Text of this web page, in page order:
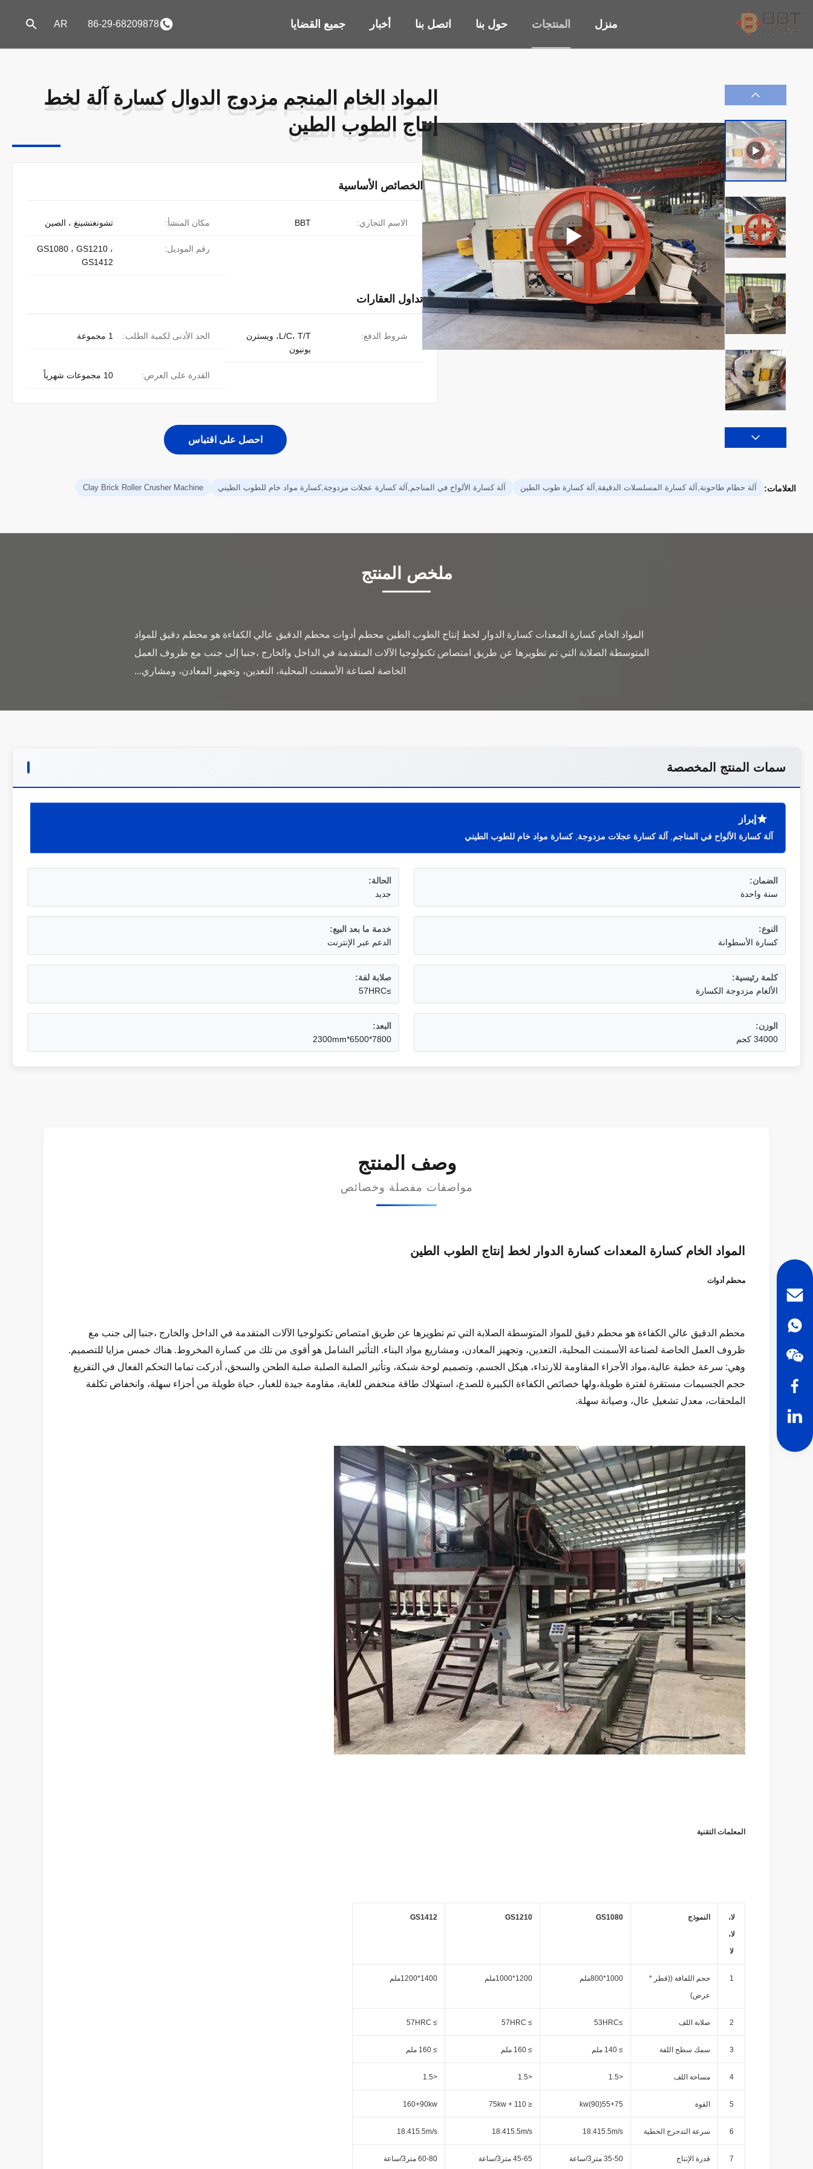
منزل المنتجات حول بنا اتصل بنا أخبار جميع القضايا 86-29-68209878
AR
المواد الخام المنجم مزدوج الدوال كسارة آلة لخط
إنتاج الطوب الطين
المواد الخام المنجم مزدوج الدوال كسارة آلة لخط
إنتاج الطوب الطين
الخصائص الأساسية
مكان المنشأ: تشونغتشينغ ، الصين الاسم التجاري: BBT
رقم الموديل:
GS1080 ، GS1210 ،
GS1412
تداول العقارات
الحد الأدنى لكمية الطلب: 1 مجموعة شروط الدفع:
L/C، T/T، ويسترن
يونيون
القدرة على العرض: 10 مجموعات شهرياً
احصل على اقتباس
العلامات: آلة حطام طاحونة,آلة كسارة المسلسلات الدقيقة,آلة كسارة طوب الطين آلة كسارة الألواح في المناجم,آلة كسارة عجلات مزدوجة,كسارة مواد خام للطوب الطيني Clay Brick Roller Crusher Machine
ملخص المنتج
المواد الخام كسارة المعدات كسارة الدوار لخط إنتاج الطوب الطين محطم أدوات محطم الدقيق عالي الكفاءة هو محطم دقيق للمواد
المتوسطة الصلابة التي تم تطويرها عن طريق امتصاص تكنولوجيا الآلات المتقدمة في الداخل والخارج ،جنبا إلى جنب مع ظروف العمل
الخاصة لصناعة الأسمنت المحلية، التعدين، وتجهيز المعادن، ومشاري...
سمات المنتج المخصصة
إبراز
آلة كسارة الألواح في المناجم آلة كسارة عجلات مزدوجة ,كسارة مواد خام للطوب الطيني
الضمان:
سنة واحدة
الحالة:
جديد
النوع:
كسارة الأسطوانة
خدمة ما بعد البيع:
الدعم عبر الإنترنت
كلمة رئيسية:
الألغام مزدوجة الكسارة
صلابة لفة:
≥57HRC
الوزن:
34000 كجم
البعد:
7800*6500*2300mm
وصف المنتج
مواصفات مفصلة وخصائص
المواد الخام كسارة المعدات كسارة الدوار لخط إنتاج الطوب الطين
محطم أدوات
محطم الدقيق عالي الكفاءة هو محطم دقيق للمواد المتوسطة الصلابة التي تم تطويرها عن طريق امتصاص تكنولوجيا الآلات المتقدمة في الداخل والخارج ،جنبا إلى جنب مع
ظروف العمل الخاصة لصناعة الأسمنت المحلية، التعدين، وتجهيز المعادن، ومشاريع مواد البناء. التأثير الشامل هو أقوى من تلك من كسارة المخروط. هناك خمس مزايا للتصميم.
وهي: سرعة خطية عالية،مواد الأجزاء المقاومة للارتداء، هيكل الجسم، وتصميم لوحة شبكة، وتأثير الصلبة الصلبة صلبة الطحن والسحق، أدركت تماما التحكم الفعال في التفريغ
حجم الجسيمات مستقرة لفترة طويلة،ولها خصائص الكفاءة الكبيرة للصدع، استهلاك طاقة منخفض للغاية، مقاومة جيدة للغبار، حياة طويلة من أجزاء سهلة، وانخفاض تكلفة
الملحقات، معدل تشغيل عال، وصيانة سهلة.
المعلمات التقنية
لا،
لا،
لا
النموذج GS1080
GS1210
GS1412
1
حجم اللفافة ((قطر *
عرض)
1000*800ملم 1200*1000ملم 1400*1200ملم
2 صلابة اللف ≥53HRC
≥ 57HRC
≥ 57HRC
3 سمك سطح اللفة ≥ 140 ملم ≥ 160 ملم ≥ 160 ملم
4 مساحة اللف <1.5
<1.5
<1.5
5 القوة 55+75(90)kw
≤ 110 + 75kw
160+90kw
6 سرعة التدحرج الخطية 18.415.5m/s
18.415.5m/s
18.415.5m/s
7 قدرة الإنتاج 35-50 متر3/ساعة 45-65 متر3/ساعة 60-80 متر3/ساعة